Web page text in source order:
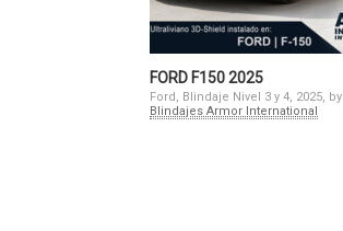
FORD F150 2025
Ford, Blindaje Nivel 3 y 4, 2025, by
Blindajes Armor International